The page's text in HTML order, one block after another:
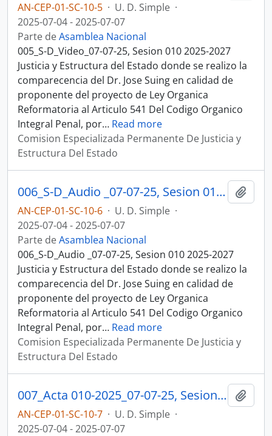
AN-CEP-01-SC-10-5 · U. D. Simple ·
2025-07-04 - 2025-07-07
Parte deAsamblea Nacional
005_S-D_Video_07-07-25, Sesion 010 2025-2027
Justicia y Estructura del Estado donde se realizo la
comparecencia del Dr. Jose Suing en calidad de
proponente del proyecto de Ley Organica
Reformatoria al Articulo 541 Del Codigo Organico
Integral Penal, por… Read more
Comision Especializada Permanente De Justicia y
Estructura Del Estado
006_S-D_Audio _07-07-25, Sesion 010 Justicia y Estructura del Estado
AN-CEP-01-SC-10-6 · U. D. Simple ·
2025-07-04 - 2025-07-07
Parte deAsamblea Nacional
006_S-D_Audio _07-07-25, Sesion 010 2025-2027
Justicia y Estructura del Estado donde se realizo la
comparecencia del Dr. Jose Suing en calidad de
proponente del proyecto de Ley Organica
Reformatoria al Articulo 541 Del Codigo Organico
Integral Penal, por… Read more
Comision Especializada Permanente De Justicia y
Estructura Del Estado
007_Acta 010-2025_07-07-25, Sesion 010 Justicia y Estructura del Estado
AN-CEP-01-SC-10-7 · U. D. Simple ·
2025-07-04 - 2025-07-07